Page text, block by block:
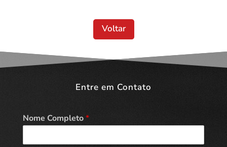
Voltar
Entre em Contato
Nome Completo*